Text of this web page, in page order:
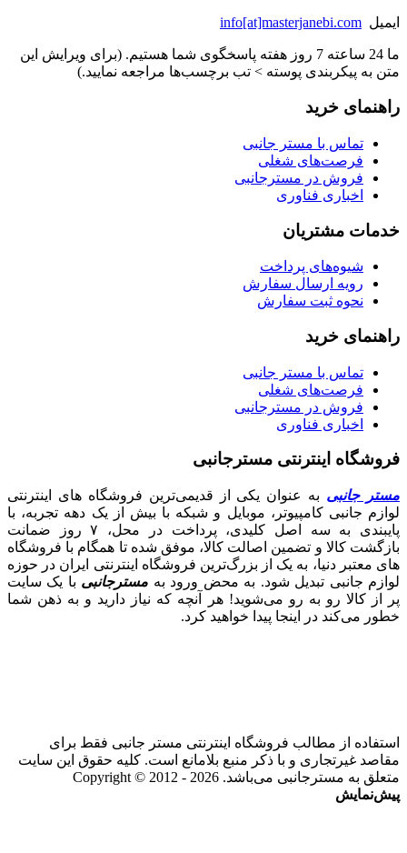
ایمیل info[at]masterjanebi.com
ما 24 ساعته 7 روز هفته پاسخگوی شما هستیم. (برای ویرایش این
متن به پیکربندی پوسته > تب برچسب‌ها مراجعه نمایید.)
راهنمای خرید
تماس با مستر جانبی
فرصت‌های شغلی
فروش در مسترجانبی
اخباری فناوری
خدمات مشتریان
شیوه‌های پرداخت
رویه ارسال سفارش
نحوه ثبت سفارش
راهنمای خرید
تماس با مستر جانبی
فرصت‌های شغلی
فروش در مسترجانبی
اخباری فناوری
فروشگاه اینترنتی مسترجانبی
مستر جانبی به عنوان یکی از قدیمی‌ترین فروشگاه های اینترنتی
لوازم جانبی کامپیوتر، موبایل و شبکه با بیش از یک دهه تجربه، با
پایبندی به سه اصل کلیدی، پرداخت در محل، ۷ روز ضمانت
بازگشت کالا و تضمین اصالت کالا، موفق شده تا همگام با فروشگاه‌
های معتبر دنیا، به یک از بزرگ‌ترین فروشگاه اینترنتی ایران در حوزه
لوازم جانبی تبدیل شود. به محض ورود به مسترجانبی با یک سایت
پر از کالا رو به رو می‌شوید! هر آنچه که نیاز دارید و به ذهن شما
خطور می‌کند در اینجا پیدا خواهید کرد.
استفاده از مطالب فروشگاه اینترنتی مستر جانبی فقط برای
مقاصد غیرتجاری و با ذکر منبع بلامانع است. کلیه حقوق این سایت
متعلق به مسترجانبی می‌باشد. Copyright © 2012 - 2026
پیش‌نمایش